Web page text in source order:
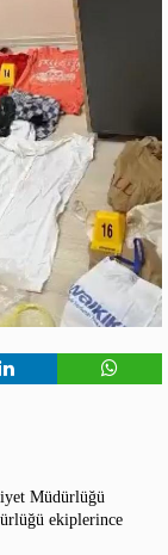
Müdürlüğü
ekiplerince